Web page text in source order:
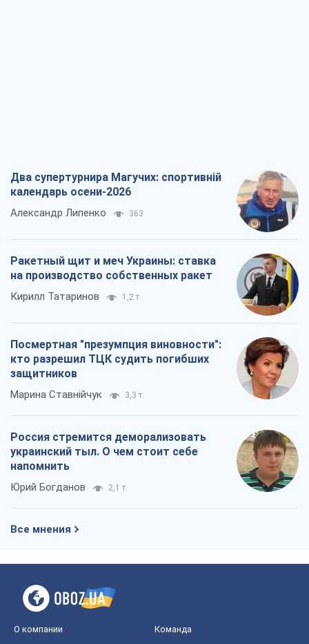
Два супертурнира Магучих: спортивній
календарь осени-2026
Александр Липенко 363
Ракетный щит и меч Украины: ставка
на производство собственных ракет
Кирилл Татаринов 1,2 т.
Посмертная "презумпция виновности":
кто разрешил ТЦК судить погибших
защитников
Марина Ставнійчук 3,3 т.
Россия стремится деморализовать
украинский тыл. О чем стоит себе
напомнить
Юрий Богданов 2,1 т.
Все мнения
О компании Команда